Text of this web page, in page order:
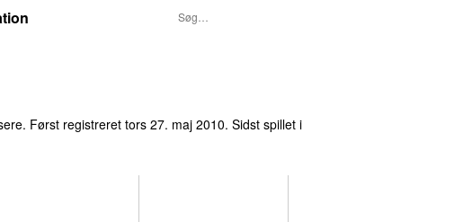
Først registreret tors 27. maj 2010. Sidst spillet i